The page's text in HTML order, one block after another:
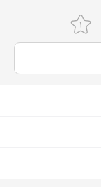
۱۷ تا ۲۴
۱۷ تا ۲۴